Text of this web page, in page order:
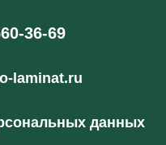
36-69
laminat.ru
данных